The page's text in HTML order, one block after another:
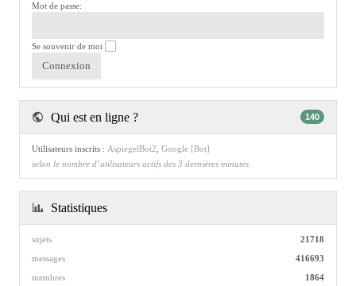
Mot de passe:
Se souvenir de moi
Qui est en ligne ? 140
Utilisateurs inscrits : AspiegelBot2, Google [Bot]
selon le nombre d’utilisateurs actifs des 3 dernières minutes
Statistiques
21718
sujets
416693
messages
1864
membres